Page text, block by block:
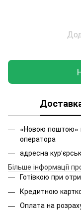
«Новою поштою»
оператора
адресна
Більше інформації
Готівкою при
Кредитною
Оплата на